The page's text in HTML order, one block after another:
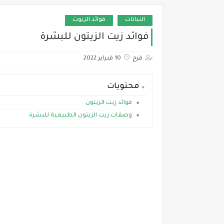
النباتات فوائد الزيوت
فوائد زيت الزيتون للبشرة
فرح 10 فبراير 2022
محتويات
فوائد زيت الزيتون
وصفات زيت الزيتون الطبيعية للبشرة